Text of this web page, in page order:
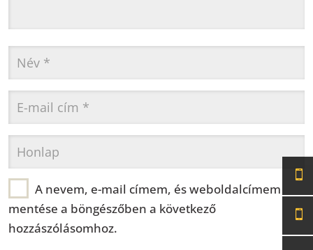
A nevem, e-mail címem, és weboldalcímem
mentése a böngészőben a következő
hozzászólásomhoz.